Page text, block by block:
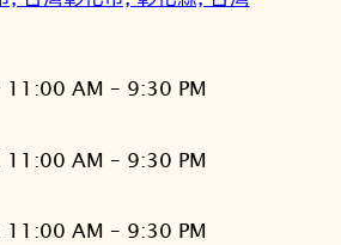
11:00 AM – 9:30 PM
11:00 AM – 9:30 PM
11:00 AM – 9:30 PM